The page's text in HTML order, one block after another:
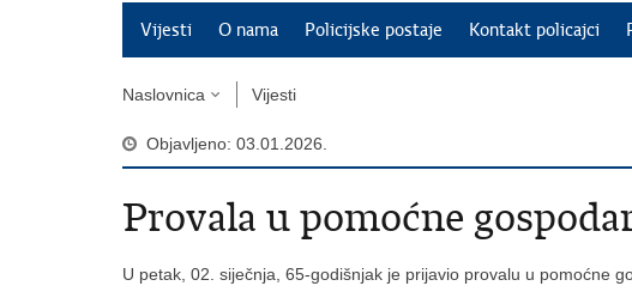
Vijesti O nama Policijske postaje Kontakt policajci
Naslovnica Vijesti
Objavljeno: 03.01.2026.
Provala u pomoćne
U petak, 02. siječnja, 65-godišnjak je prijavio provalu u pomoćne